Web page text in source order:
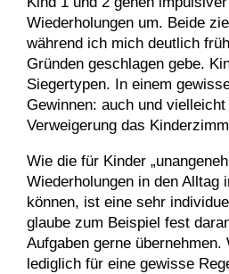
Wiederholungen um. Beide
während ich mich deutlich
Gründen geschlagen gebe.
Siegertypen. In einem
Gewinnen: auch und
Verweigerung das
Wie die für Kinder
Wiederholungen in den Alltag
können, ist eine sehr
glaube zum Beispiel fest
Aufgaben gerne
lediglich für eine gewisse